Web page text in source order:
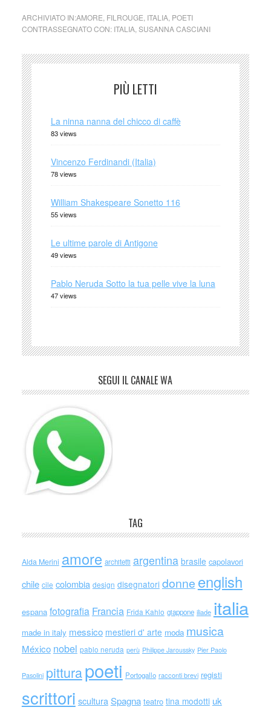
ARCHIVIATO IN:AMORE FILROUGE ITALIA, POETI
CONTRASSEGNATO CON: ITALIA, SUSANNA CASCIANI
PIÙ LETTI
La ninna nanna del chicco di caffè
83 views
Vincenzo Ferdinandi (Italia)
78 views
William Shakespeare Sonetto 116
55 views
Le ultime parole di Antigone
49 views
Pablo Neruda Sotto la tua pelle vive la luna
47 views
SEGUI IL CANALE WA
TAG
Alda Merini amore architetti argentina brasile capolavori
chile cile colombia design disegnatori donne english
espana fotografia Francia Frida Kahlo giappone iliade italia
made in italy messico mestieri d' arte moda musica
México nobel pablo neruda perù Philippe Jaroussky Pier Paolo
Pasolini pitturapoeti Portogallo racconti brevi registi
scrittori scultura Spagna teatro tina modotti uk